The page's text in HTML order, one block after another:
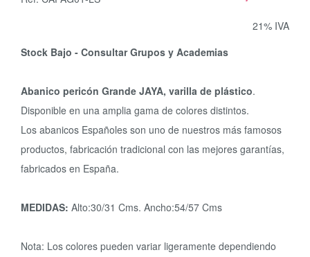
21% IVA
Stock Bajo - Consultar Grupos y Academias
Abanico pericón Grande JAYA, varilla de plástico.
Disponible en una amplia gama de colores distintos.
Los abanicos Españoles son uno de nuestros más famosos
productos, fabricación tradicional con las mejores garantías,
fabricados en España.
MEDIDAS: Alto:30/31 Cms. Ancho:54/57 Cms
Nota: Los colores pueden variar ligeramente dependiendo